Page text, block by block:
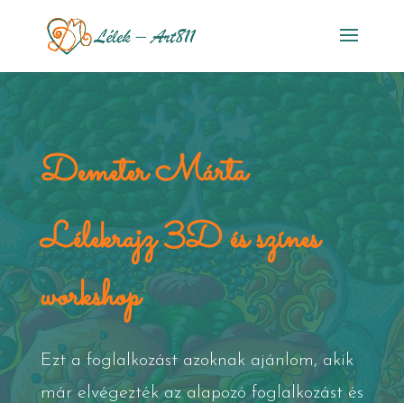
Demeter Márta
Lélekrajz 3D és színes
workshop
Ezt a foglalkozást azoknak ajánlom, akik
már elvégezték az alapozó foglalkozást és